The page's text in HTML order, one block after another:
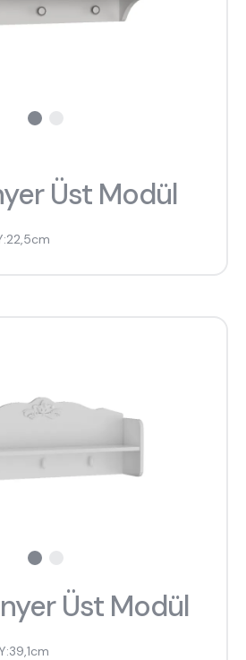
Üst Modül
Üst Modül